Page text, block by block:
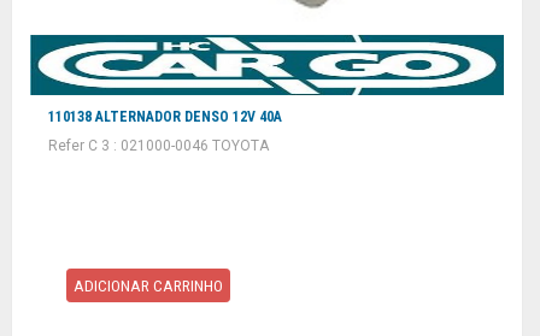
110138 ALTERNADOR DENSO 12V 40A
Refer C 3 : 021000-0046 TOYOTA
ADICIONAR CARRINHO